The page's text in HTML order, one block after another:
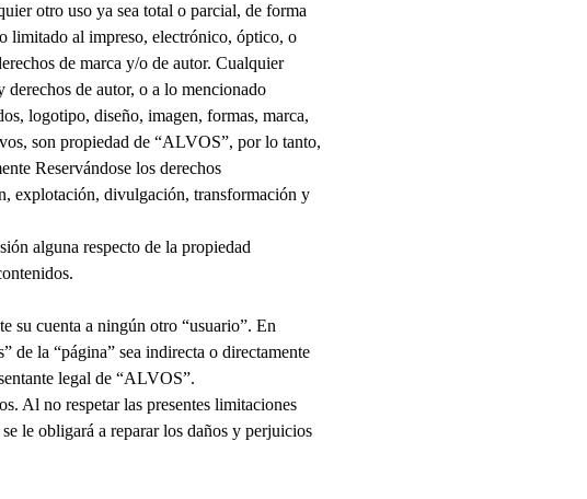
otro uso ya sea total o parcial, de forma
limitado al impreso, electrónico, óptico, o
de marca y/o de autor. Cualquier
de autor, o a lo mencionado
logotipo, diseño, imagen, formas, marca,
son propiedad de “ALVOS”, por lo tanto,
Reservándose los derechos
explotación, divulgación, transformación y
alguna respecto de la propiedad
su cuenta a ningún otro “usuario”. En
de la “página” sea indirecta o directamente
legal de “ALVOS”.
Al no respetar las presentes limitaciones
le obligará a reparar los daños y perjuicios